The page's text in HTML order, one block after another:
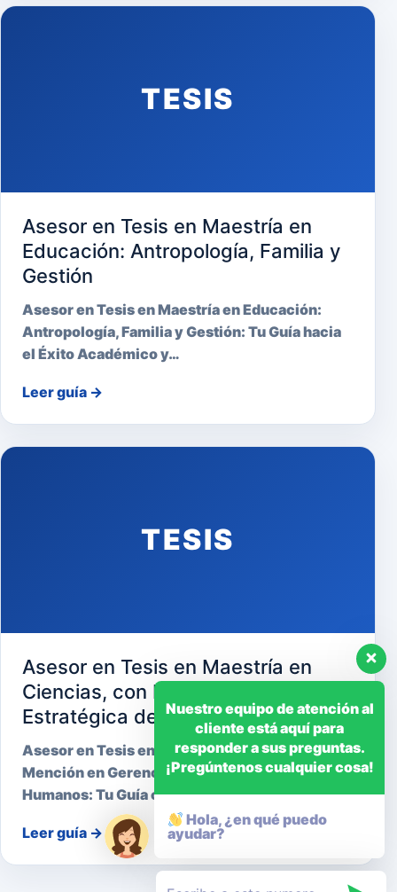
TESIS
Asesor en Tesis en Maestría en
Educación: Antropología, Familia y
Gestión
Asesor en Tesis en Maestría en Educación:
Antropología, Familia y Gestión: Tu Guía hacia
el Éxito Académico y…
Leer guía →
TESIS
Asesor en Tesis en Maestría en
Ciencias, con Mención en Gerencia
Estratégica de Recursos Humanos
Asesor en Tesis en Maestría en Ciencias, con
Mención en Gerencia Estratégica de Recursos
Humanos: Tu Guía cara…
Leer guía →
Nuestro equipo de atención al
cliente está aquí para
responder a sus preguntas.
¡Pregúntenos cualquier cosa!
Hola, ¿en qué puedo
ayudar?